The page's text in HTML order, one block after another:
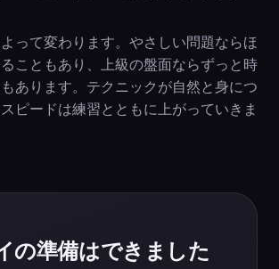
って変わります。やさしい問題ならほ
こともあり、上級の盤面ならずっと時
あります。テクニックが自然と身につ
ピードは練習とともに上がっていきま
の準備はできました